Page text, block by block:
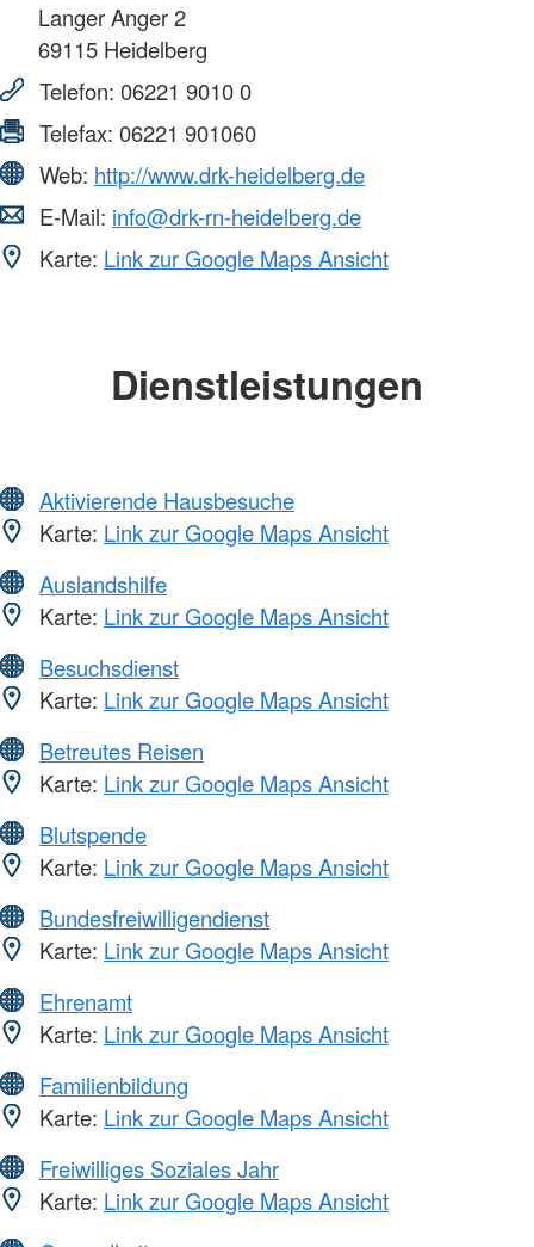
Langer Anger 2
69115 Heidelberg
Telefon: 06221 9010 0
Telefax: 06221 901060
Web: http://www.drk-heidelberg.de
E-Mail: info@drk-rn-heidelberg.de
Karte: Link zur Google Maps Ansicht
Dienstleistungen
Aktivierende Hausbesuche
Karte: Link zur Google Maps Ansicht
Auslandshilfe
Karte: Link zur Google Maps Ansicht
Besuchsdienst
Karte: Link zur Google Maps Ansicht
Betreutes Reisen
Karte: Link zur Google Maps Ansicht
Blutspende
Karte: Link zur Google Maps Ansicht
Bundesfreiwilligendienst
Karte: Link zur Google Maps Ansicht
Ehrenamt
Karte: Link zur Google Maps Ansicht
Familienbildung
Karte: Link zur Google Maps Ansicht
Freiwilliges Soziales Jahr
Karte: Link zur Google Maps Ansicht